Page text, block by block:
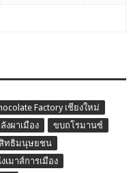
Factory เชียงใหม่
งผาเมือง
ขบถโรมานซ์
ทธิมนุษยชน
เมาส์การเมือง